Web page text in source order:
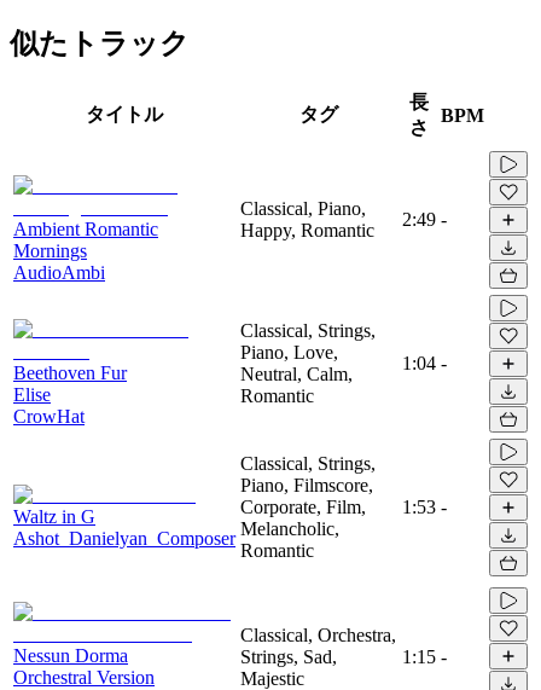
似たトラック
タイトル タグ
長
さ
BPM
Ambient Romantic
Mornings
AudioAmbi
Classical, Piano,
Happy, Romantic
2:49 -
Beethoven Fur
Elise
CrowHat
Classical, Strings,
Piano, Love,
Neutral, Calm,
Romantic
1:04 -
Waltz in G
Ashot_Danielyan_Composer
Classical, Strings,
Piano, Filmscore,
Corporate, Film,
Melancholic,
Romantic
1:53 -
Nessun Dorma
Orchestral Version
Classical, Orchestra,
Strings, Sad,
Majestic
1:15 -